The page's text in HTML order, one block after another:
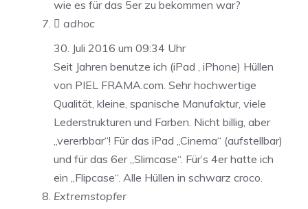
wie es für das 5er zu bekommen war?
 adhoc
30. Juli 2016 um 09:34 Uhr
Seit Jahren benutze ich (iPad , iPhone) Hüllen
von PIEL FRAMA.com. Sehr hochwertige
Qualität, kleine, spanische Manufaktur, viele
Lederstrukturen und Farben. Nicht billig, aber
„vererbbar“! Für das iPad „Cinema“ (aufstellbar)
und für das 6er „Slimcase“. Für’s 4er hatte ich
ein „Flipcase“. Alle Hüllen in schwarz croco.
Extremstopfer